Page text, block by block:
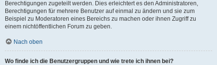
Berechtigungen zugeteilt werden. Dies erleichtert es den Administratoren,
Berechtigungen für mehrere Benutzer auf einmal zu ändern und sie zum
Beispiel zu Moderatoren eines Bereichs zu machen oder ihnen Zugriff zu
einem nichtöffentlichen Forum zu geben.
Nach oben
Wo finde ich die Benutzergruppen und wie trete ich ihnen bei?